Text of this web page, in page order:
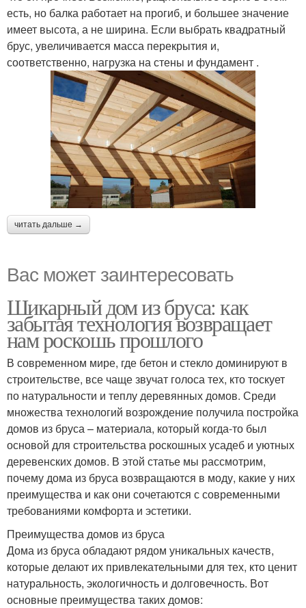
есть, но балка работает на прогиб, и большее значение
имеет высота, а не ширина. Если выбрать квадратный
брус, увеличивается масса перекрытия и,
соответственно, нагрузка на стены и фундамент .
читать дальше →
Вас может заинтересовать
Шикарный дом из бруса: как
забытая технология возвращает
нам роскошь прошлого
В современном мире, где бетон и стекло доминируют в
строительстве, все чаще звучат голоса тех, кто тоскует
по натуральности и теплу деревянных домов. Среди
множества технологий возрождение получила постройка
домов из бруса – материала, который когда-то был
основой для строительства роскошных усадеб и уютных
деревенских домов. В этой статье мы рассмотрим,
почему дома из бруса возвращаются в моду, какие у них
преимущества и как они сочетаются с современными
требованиями комфорта и эстетики.
Преимущества домов из бруса
Дома из бруса обладают рядом уникальных качеств,
которые делают их привлекательными для тех, кто ценит
натуральность, экологичность и долговечность. Вот
основные преимущества таких домов: